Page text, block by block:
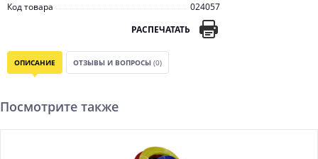
Код товара
024057
РАСПЕЧАТАТЬ
ОПИСАНИЕ ОТЗЫВЫ И ВОПРОСЫ (0)
Посмотрите также